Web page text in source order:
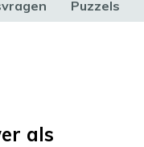
Puzzels
als